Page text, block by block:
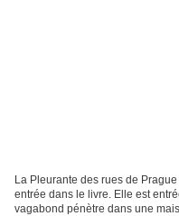
La Pleurante des rues de
entrée dans le livre. Elle est
vagabond pénètre dans une